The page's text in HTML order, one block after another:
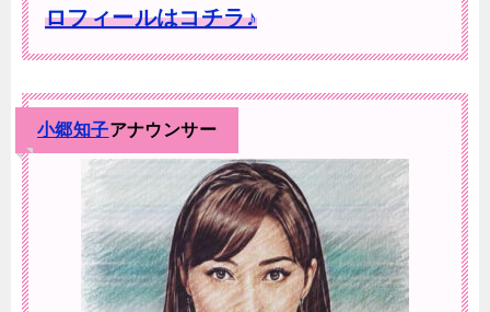
ロフィールはコチラ♪
小郷知子アナウンサー